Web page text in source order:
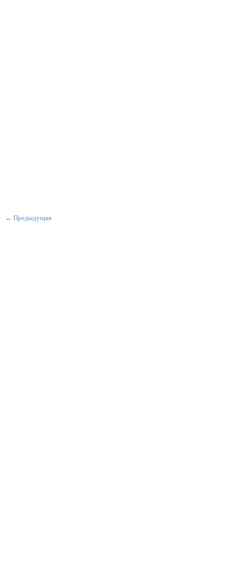
← Предыдущая